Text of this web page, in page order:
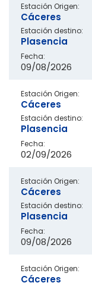
Estación Origen:
Cáceres
Estación destino:
Plasencia
Fecha:
09/08/2026
Estación Origen:
Cáceres
Estación destino:
Plasencia
Fecha:
02/09/2026
Estación Origen:
Cáceres
Estación destino:
Plasencia
Fecha:
09/08/2026
Estación Origen:
Cáceres